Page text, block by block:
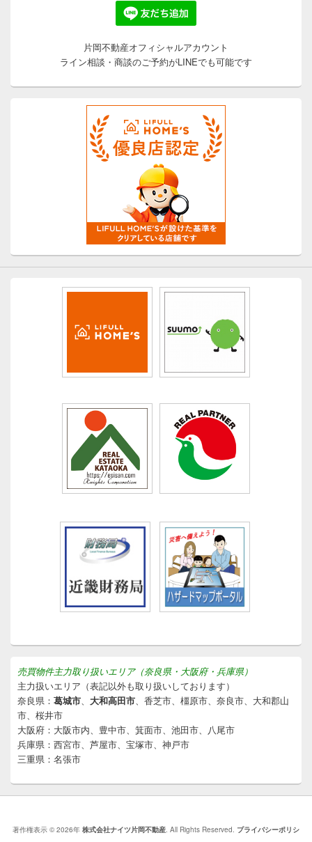
片岡不動産オフィシャルアカウント
ライン相談・商談のご予約がLINEでも可能です
売買物件主力取り扱いエリア（奈良県・大阪府・兵庫県）
主力扱いエリア（表記以外も取り扱いしております）
奈良県： 葛城市、 大和高田市、香芝市、橿原市、奈良市、大和郡山
市、桜井市
大阪府：大阪市内、豊中市、箕面市、池田市、八尾市
兵庫県：西宮市、芦屋市、宝塚市、神戸市
三重県：名張市
著作権表示 © 2026年 株式会社ナイツ片岡不動産. All Rights Reserved. プライバシーポリシ